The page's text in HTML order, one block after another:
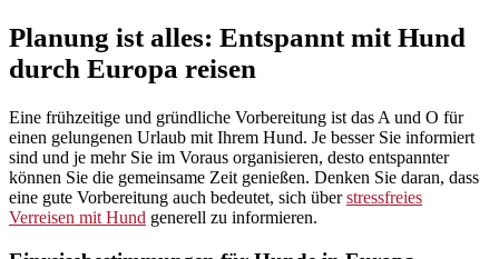
Planung ist alles: Entspannt mit Hund
durch Europa reisen
Eine frühzeitige und gründliche Vorbereitung ist das A und O für
einen gelungenen Urlaub mit Ihrem Hund. Je besser Sie informiert
sind und je mehr Sie im Voraus organisieren, desto entspannter
können Sie die gemeinsame Zeit genießen. Denken Sie daran, dass
eine gute Vorbereitung auch bedeutet, sich überstressfreies
Verreisen mit Hund generell zu informieren.